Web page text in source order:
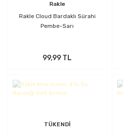
Rakle
Rakle Cloud Bardaklı Sürahi
Pembe-Sarı
99,99 TL
TÜKENDİ